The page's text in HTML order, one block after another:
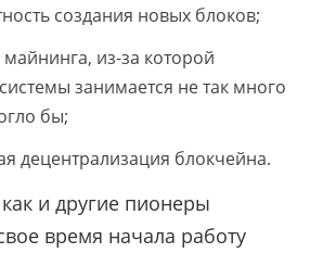
создания новых блоков;
из-за которой
занимается не так много
бы;
децентрализация блокчейна.
и другие пионеры
время начала работу